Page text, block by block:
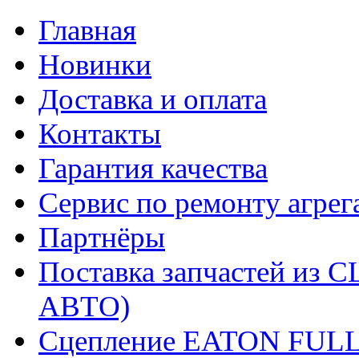
Главная
Новинки
Доставка и оплата
Контакты
Гарантия качества
Сервис по ремонту
Партнёры
Поставка запчастей
АВТО)
Сцепление EATON